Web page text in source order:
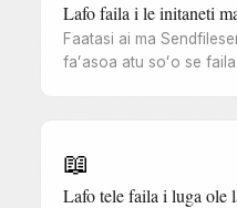
Lafo faila i le initaneti
Faatasi ai ma
faʻasoa atu soʻo se
📖
Lafo tele faila i luga ole